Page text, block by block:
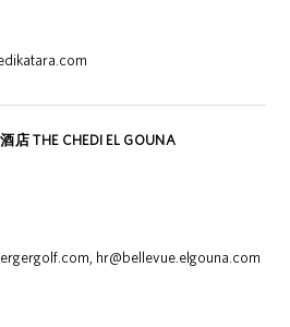
店 THE CHEDI EL GOUNA
hr@bellevue.elgouna.com